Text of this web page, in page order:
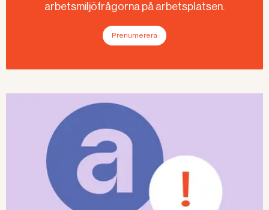
arbetsmiljöfrågorna på arbetsplatsen.
Prenumerera